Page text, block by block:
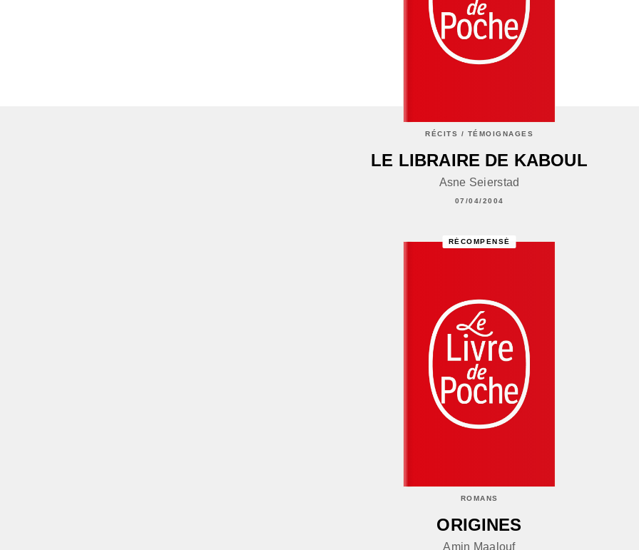
RÉCITS / TÉMOIGNAGES
LE LIBRAIRE DE KABOUL
Asne Seierstad
07/04/2004
RÉCOMPENSÉ
ROMANS
ORIGINES
Amin Maalouf